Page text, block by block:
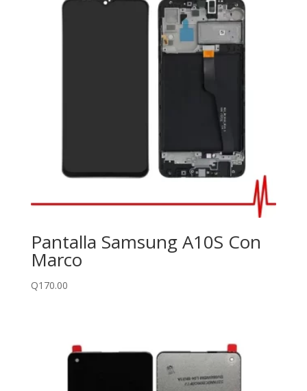
Pantalla Samsung A10S Con
Marco
Q170.00